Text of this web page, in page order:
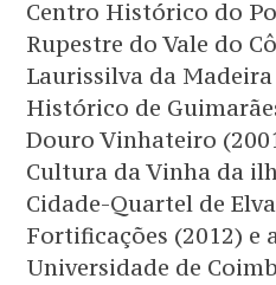
Centro Histórico do
Rupestre do Vale do
Laurissilva da
Histórico de
Douro Vinhateiro
Cultura da Vinha da
Cidade-Quartel de
Fortificações (2012) e
Universidade de